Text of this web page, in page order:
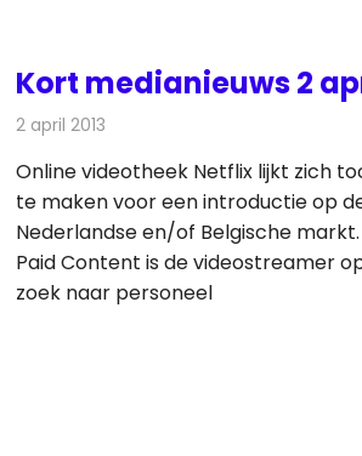
Kort medianieuws 2
2 april 2013
Online videotheek Netflix lijkt zich
te maken voor een introductie op
Nederlandse en/of Belgische
Paid Content is de videostreamer
zoek naar personeel